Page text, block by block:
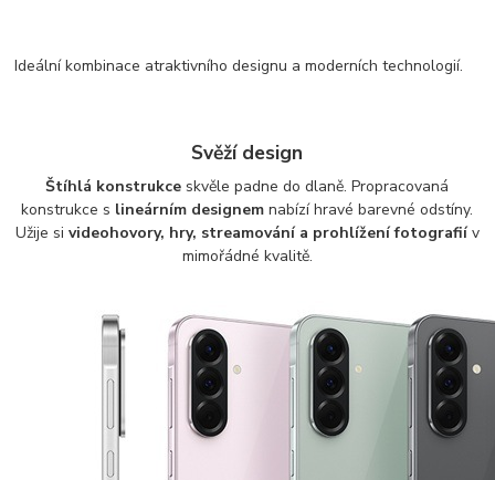
Ideální kombinace atraktivního designu a moderních technologií.
Svěží design
Štíhlá konstrukce skvěle padne do dlaně. Propracovaná
konstrukce s lineárním designem nabízí hravé barevné odstíny.
Užije si videohovory, hry, streamování a prohlížení fotografiív
mimořádné kvalitě.